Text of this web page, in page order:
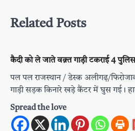
Related Posts
कैदी को ले जाते वक़्त गाड़ी टकराई 4
पल पल राजस्थान / डेस्क अलीगढ़/
गाड़ी सड़क किनारे खड़े कैंटर में घुस गई।
Spread the love